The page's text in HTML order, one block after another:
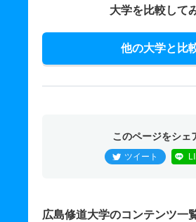
大学を比較して
他の大学と比
このページをシェ
ツイート
広島修道大学のコンテンツ一